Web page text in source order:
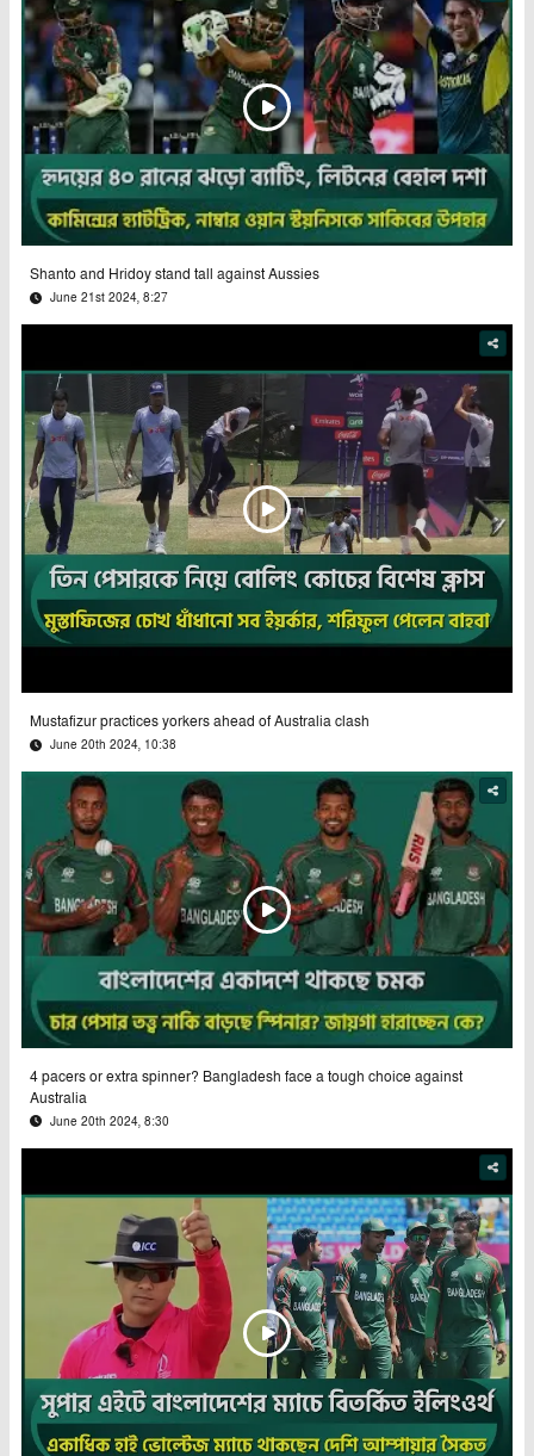
Shanto and Hridoy stand tall against Aussies
June 21st 2024, 8:27
Mustafizur practices yorkers ahead of Australia clash
June 20th 2024, 10:38
4 pacers or extra spinner? Bangladesh face a tough choice against
Australia
June 20th 2024, 8:30